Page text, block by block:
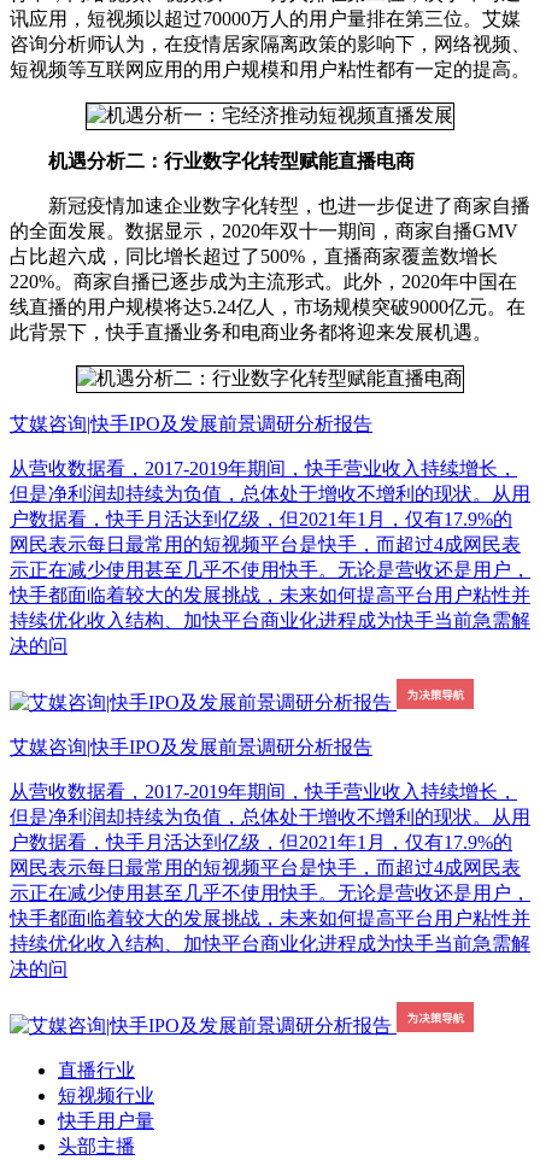
讯应用，短视频以超过70000万人的用户量排在第三位。艾媒
咨询分析师认为，在疫情居家隔离政策的影响下，网络视频、
短视频等互联网应用的用户规模和用户粘性都有一定的提高。
机遇分析二：行业数字化转型赋能直播电商
新冠疫情加速企业数字化转型，也进一步促进了商家自播
的全面发展。数据显示，2020年双十一期间，商家自播GMV
占比超六成，同比增长超过了500%，直播商家覆盖数增长
220%。商家自播已逐步成为主流形式。此外，2020年中国在
线直播的用户规模将达5.24亿人，市场规模突破9000亿元。在
此背景下，快手直播业务和电商业务都将迎来发展机遇。
艾媒咨询|快手IPO及发展前景调研分析报告
从营收数据看，2017-2019年期间，快手营业收入持续增长，
但是净利润却持续为负值，总体处于增收不增利的现状。从用
户数据看，快手月活达到亿级，但2021年1月，仅有17.9%的
网民表示每日最常用的短视频平台是快手，而超过4成网民表
示正在减少使用甚至几乎不使用快手。无论是营收还是用户，
快手都面临着较大的发展挑战，未来如何提高平台用户粘性并
持续优化收入结构、加快平台商业化进程成为快手当前急需解
决的问
艾媒咨询|快手IPO及发展前景调研分析报告
从营收数据看，2017-2019年期间，快手营业收入持续增长，
但是净利润却持续为负值，总体处于增收不增利的现状。从用
户数据看，快手月活达到亿级，但2021年1月，仅有17.9%的
网民表示每日最常用的短视频平台是快手，而超过4成网民表
示正在减少使用甚至几乎不使用快手。无论是营收还是用户，
快手都面临着较大的发展挑战，未来如何提高平台用户粘性并
持续优化收入结构、加快平台商业化进程成为快手当前急需解
决的问
直播行业
短视频行业
快手用户量
头部主播